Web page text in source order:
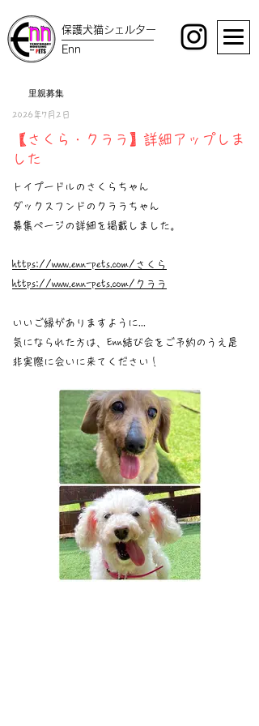
保護犬猫シェルター
Enn
里親募集
2026年7月2日
【さくら・クララ】詳細アップしま
した
トイプードルのさくらちゃん
ダックスフンドのクララちゃん
募集ページの詳細を掲載しました。
https://www.enn-pets.com/さくら
https://www.enn-pets.com/クララ
いいご縁がありますように...
気になられた方は、Enn結び会をご予約のうえ是
非実際に会いに来てください！